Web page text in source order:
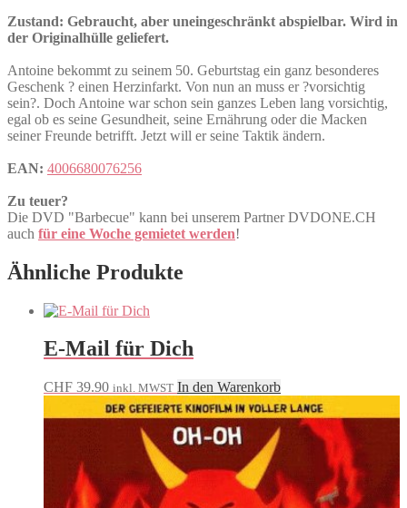
Zustand: Gebraucht, aber uneingeschränkt abspielbar. Wird in
der Originalhülle geliefert.
Antoine bekommt zu seinem 50. Geburtstag ein ganz besonderes
Geschenk ? einen Herzinfarkt. Von nun an muss er ?vorsichtig
sein?. Doch Antoine war schon sein ganzes Leben lang vorsichtig,
egal ob es seine Gesundheit, seine Ernährung oder die Macken
seiner Freunde betrifft. Jetzt will er seine Taktik ändern.
EAN: 4006680076256
Zu teuer?
Die DVD "Barbecue" kann bei unserem Partner DVDONE.CH
auch für eine Woche gemietet werden!
Ähnliche Produkte
E-Mail für Dich
CHF 39.90 inkl. MWST In den Warenkorb